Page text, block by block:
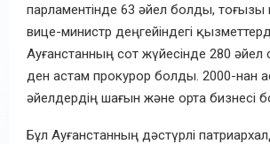
парламентінде 63 әйел болды, тоғызы
вице-министр деңгейіндегі
Ауғанстанның сот жүйесінде 280 әйел
ден астам прокурор болды. 2000-нан
әйелдердің шағын және орта бизнесі
Бұл Ауғанстанның дәстүрлі